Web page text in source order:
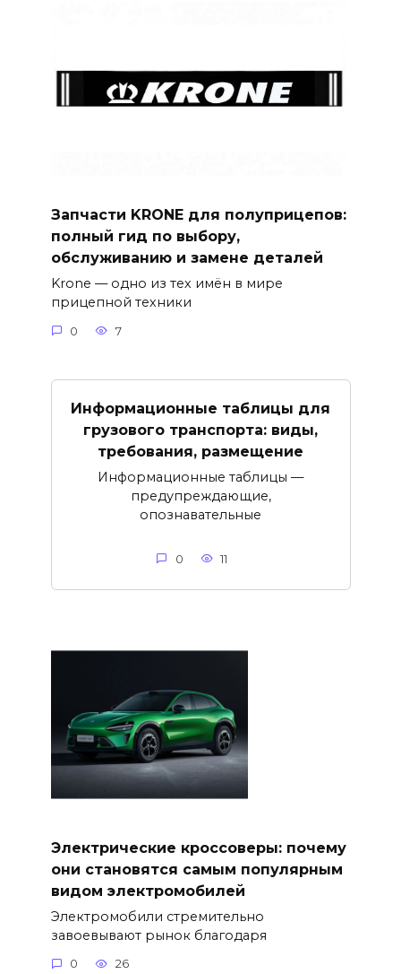
Запчасти KRONE для полуприцепов:
полный гид по выбору,
обслуживанию и замене деталей
Krone — одно из тех имён в мире
прицепной техники
0 7
Информационные таблицы для
грузового транспорта: виды,
требования, размещение
Информационные таблицы —
предупреждающие,
опознавательные
0 11
Электрические кроссоверы: почему
они становятся самым популярным
видом электромобилей
Электромобили стремительно
завоевывают рынок благодаря
0 26